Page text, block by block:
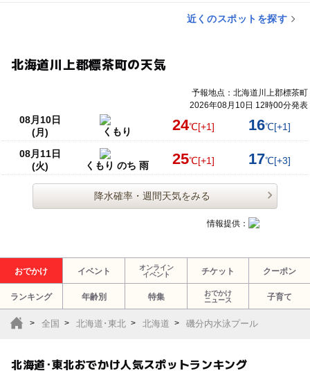
近くのスポットを探す
北海道川上郡標茶町の天気
予報地点：北海道川上郡標茶町
2026年08月10日 12時00分発表
08月10日
(月)
くもり 24℃[+1] 16℃[+1]
08月11日
(火)
くもり のち 雨 25℃[+1] 17℃[+3]
降水確率・週間天気をみる
情報提供：
おでかけ イベント
オンライン
イベント
チケット クーポン
ランキング 年齢別 特集
おでかけ
ニュース
子育て
全国 北海道･東北 北海道 磯分内水泳プール
北海道･東北おでかけ人気スポットランキング